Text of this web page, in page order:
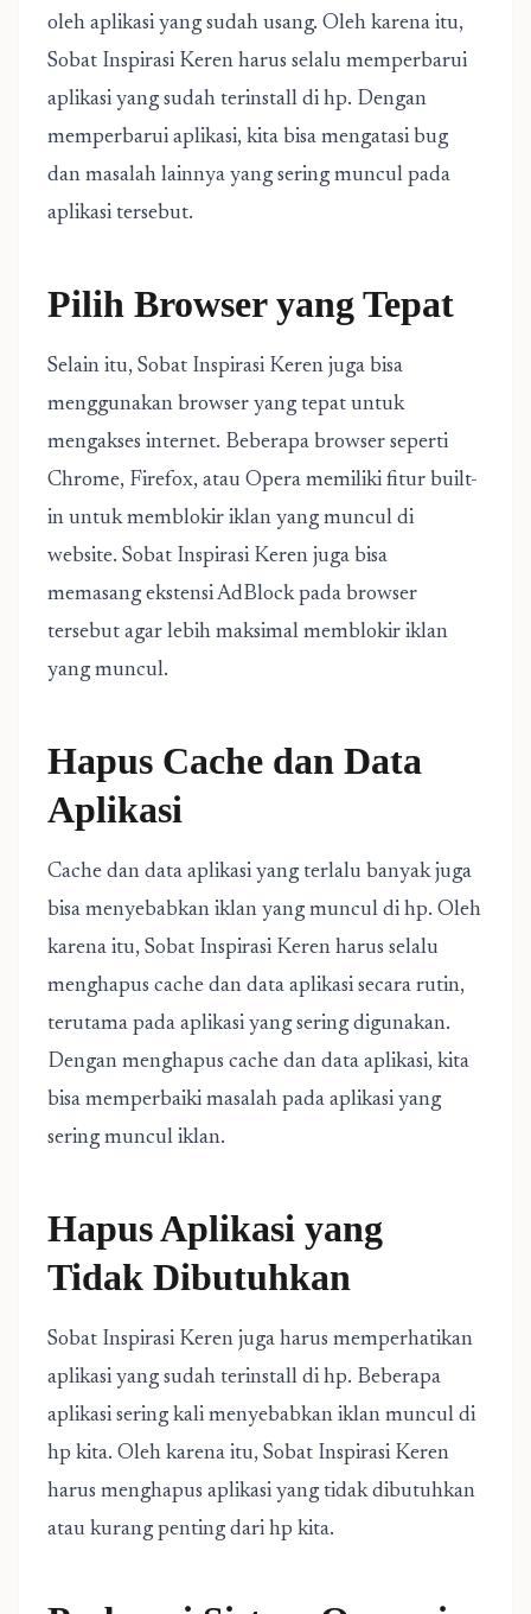
oleh aplikasi yang sudah usang. Oleh karena itu,
Sobat Inspirasi Keren harus selalu memperbarui
aplikasi yang sudah terinstall di hp. Dengan
memperbarui aplikasi, kita bisa mengatasi bug
dan masalah lainnya yang sering muncul pada
aplikasi tersebut.
Pilih Browser yang Tepat
Selain itu, Sobat Inspirasi Keren juga bisa
menggunakan browser yang tepat untuk
mengakses internet. Beberapa browser seperti
Chrome, Firefox, atau Opera memiliki fitur built-
in untuk memblokir iklan yang muncul di
website. Sobat Inspirasi Keren juga bisa
memasang ekstensi AdBlock pada browser
tersebut agar lebih maksimal memblokir iklan
yang muncul.
Hapus Cache dan Data
Aplikasi
Cache dan data aplikasi yang terlalu banyak juga
bisa menyebabkan iklan yang muncul di hp. Oleh
karena itu, Sobat Inspirasi Keren harus selalu
menghapus cache dan data aplikasi secara rutin,
terutama pada aplikasi yang sering digunakan.
Dengan menghapus cache dan data aplikasi, kita
bisa memperbaiki masalah pada aplikasi yang
sering muncul iklan.
Hapus Aplikasi yang
Tidak Dibutuhkan
Sobat Inspirasi Keren juga harus memperhatikan
aplikasi yang sudah terinstall di hp. Beberapa
aplikasi sering kali menyebabkan iklan muncul di
hp kita. Oleh karena itu, Sobat Inspirasi Keren
harus menghapus aplikasi yang tidak dibutuhkan
atau kurang penting dari hp kita.